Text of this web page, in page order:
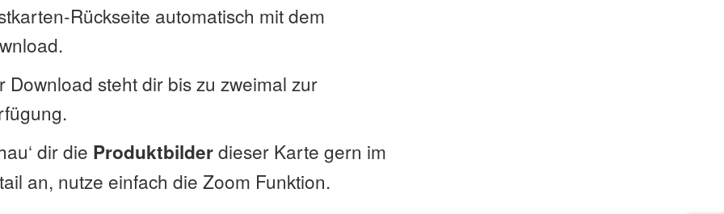
Rückseite automatisch mit dem
Download steht dir bis zu zweimal zur
dir die Produktbilderdieser Karte gern im
an, nutze einfach die Zoom Funktion.